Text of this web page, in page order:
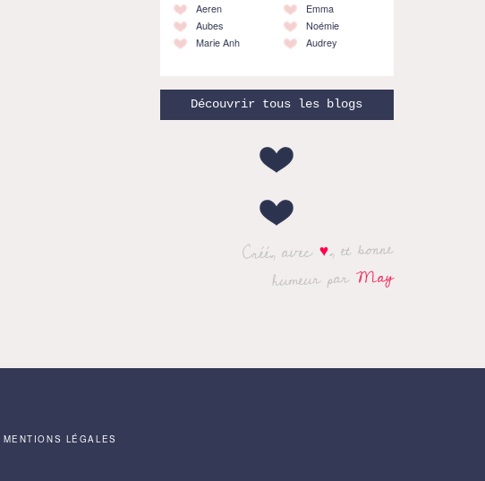
Aeren
Aubes
Marie Anh
Emma
Noémie
Audrey
Découvrir tous les blogs
Créé, avec♥, et bonne
humeur parMay
MENTIONS LÉGALES